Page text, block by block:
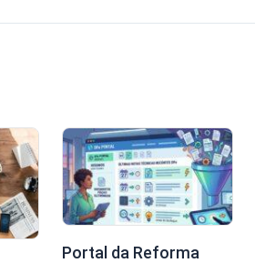
Portal da Reforma